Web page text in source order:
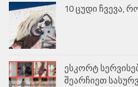
10 ცუდი ჩვევა,
ესკორტ
შეარჩიეთ